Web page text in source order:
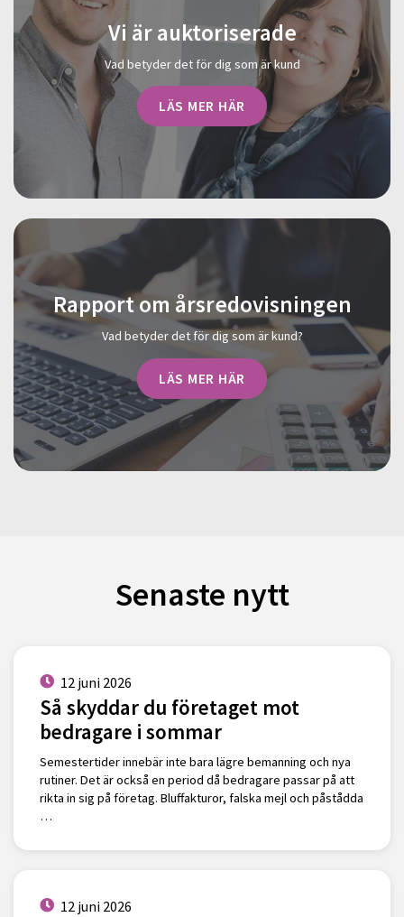
Vi är auktoriserade
Vad betyder det för dig som är kund
LÄS MER HÄR
Rapport om årsredovisningen
Vad betyder det för dig som är kund?
LÄS MER HÄR
Senaste nytt
12 juni 2026
Så skyddar du företaget mot
bedragare i sommar
Semestertider innebär inte bara lägre bemanning och nya
rutiner. Det är också en period då bedragare passar på att
rikta in sig på företag. Bluffakturor, falska mejl och påstådda
…
12 juni 2026